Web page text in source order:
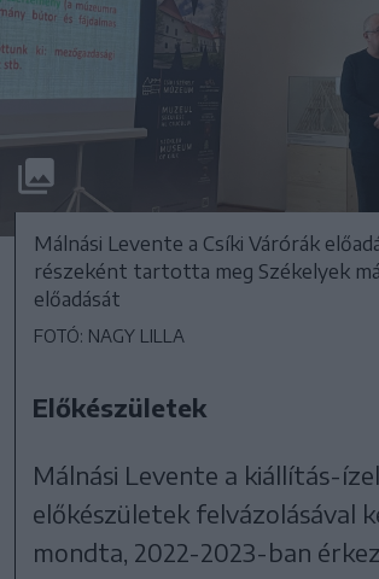
Málnási Levente a Csíki Várórák
részeként tartotta meg Székelyek
előadását
FOTÓ: NAGY LILLA
Előkészületek
Málnási Levente a kiállítás-
előkészületek felvázolásával
mondta, 2022-2023-ban